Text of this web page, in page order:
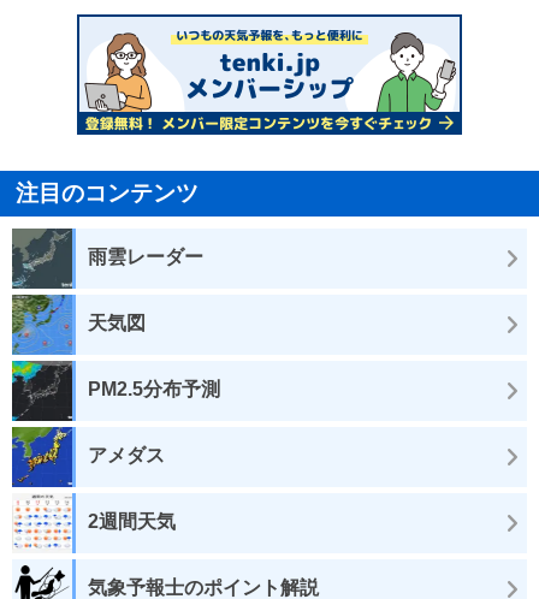
注目のコンテンツ
雨雲レーダー
天気図
PM2.5分布予測
アメダス
2週間天気
気象予報士のポイント解説